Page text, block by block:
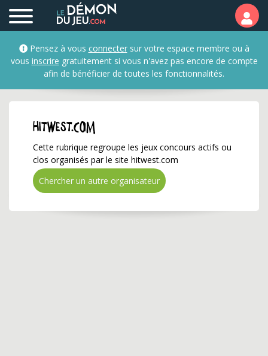
hitwest.com ✅ Gagnez
Pensez à vous connectersur votre espace membre ou à
vous inscrire gratuitement si vous n'avez pas encore de compte
afin de bénéficier de toutes les fonctionnalités.
hitwest.com
Cette rubrique regroupe les jeux concours actifs ou
clos organisés par le site hitwest.com
Chercher un autre organisateur